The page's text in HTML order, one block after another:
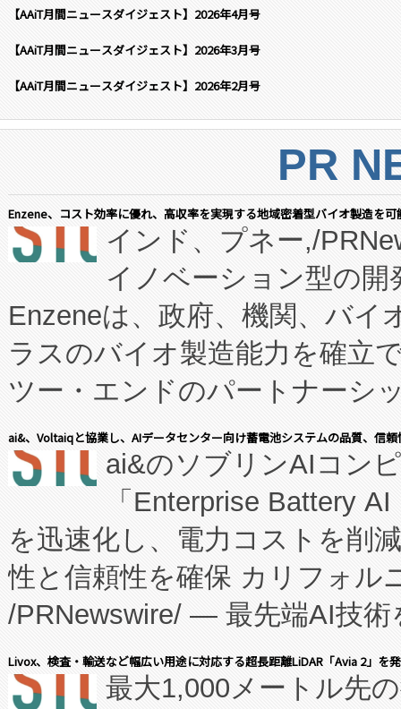
【AAiT月間ニュースダイジェスト】2026年4月号
【AAiT月間ニュースダイジェスト】2026年3月号
【AAiT月間ニュースダイジェスト】2026年2月号
PR
Enzene、コスト効率に優れ、高収率を実現する地域密着型バイオ製造を
インド、プネー,/
イノベーション型の
Enzeneは、政府、機関、バイ
ラスのバイオ製造能力を確立
ツー・エンドのパートナーシ
表しました。 同社の実績ある
manufacturing™ (FCCM™) プ
たNeXは、バイオ医薬品製造
従来のフェッドバッチ施設の
に、患者やサプライチェーン
キー方式で拡張性が高く、持
す。FCCM‑を活用した現地生
患者にとっての費用負担を大
ai&、Voltaiqと協業し、AIデータセンター向け蓄電池システムの品質、信
ai&のソブリンAIコン
「Enterprise Battery
を迅速化し、電力コストを削
性と信頼性を確保 カリフォル
/PRNewswire/ — 最先端AI技術
会社エーアイ・アンド：本社
President原信平）と、エンタ
Livox、検査・輸送など幅広い用途に対応する超長距離LiDAR「Avia 2」を
最大1,000メートル先